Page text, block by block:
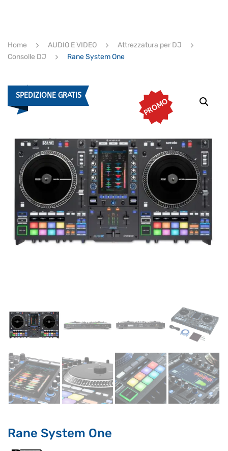
ULTIMI ARRIVI
Home AUDIO E VIDEO
Attrezzatura per DJ
Consolle DJ
Rane System One
SPEDIZIONE GRATIS
PROMO
Rane System One
Supporto clienti RF Assist
Ciao, Come posso aiutarti?
Puoi chiedermi informazioni generali o specifiche su certi
Per ottenere dettagli su un determinato prodotto
assicurati di indicarne il nome completo